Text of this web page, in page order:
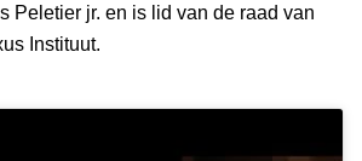
Peletier jr. en is lid van de raad van
Instituut.